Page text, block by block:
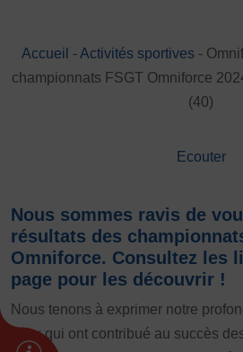
Jeunesses
Santé
ÉTHIQUE SPORTIVE
Signalement violences
Protéger les pratiquant.es
Prévenir les discriminations
Agir contre le dopage et les
Accueil -Activités sportives-
championnats FSGT Omniforce
(40)
Ecouter
Nous sommes ravis de
résultats des
Omniforce. Consultez les
page pour les découvrir !
Nous tenons à exprimer notre
ceux qui ont contribué au succès